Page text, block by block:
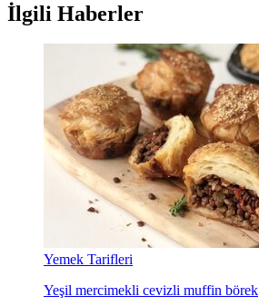
İlgili Haberler
Yemek Tarifleri
Yeşil mercimekli cevizli muffin börek